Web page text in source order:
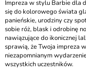
Impreza w stylu Barbie dla
się do kolorowego świata
panieńskie, urodziny czy
sobie róż, blask i odrobinę
nawiązujące do ikonicznej
sprawią, że Twoja impreza
niezapomnianym
wszystkich uczestników.